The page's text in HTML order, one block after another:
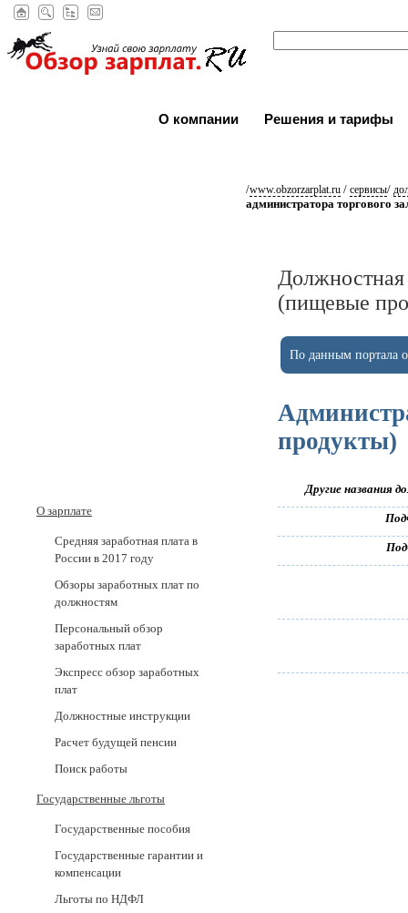
О компании Решения и тарифы
/www.obzorzarplat.ru / сервисы/
администратора торгового
О зарплате
Средняя заработная плата в
России в 2017 годy
Обзоры заработных плат по
должностям
Персональный обзор
заработных плат
Экспресс обзор заработных
плат
Должностные инструкции
Расчет будущей пенсии
Поиск работы
Государственные льготы
Государственные пособия
Государственные гарантии и
компенсации
Льготы по НДФЛ
Должностная
(пищевые
По данным портала
продукты)
Другие названия